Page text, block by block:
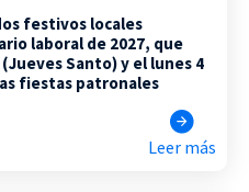
festivos locales
laboral de 2027, que
Santo) y el lunes 4
fiestas patronales
Leer más